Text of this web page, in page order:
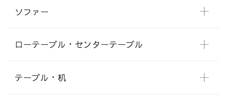
ソファー
ローテーブル・センターテーブル
テーブル・机